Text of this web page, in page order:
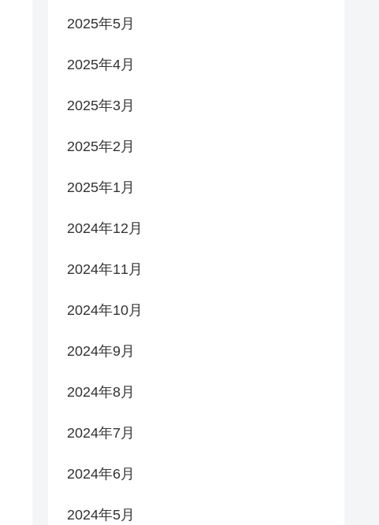
2025年5月
2025年4月
2025年3月
2025年2月
2025年1月
2024年12月
2024年11月
2024年10月
2024年9月
2024年8月
2024年7月
2024年6月
2024年5月